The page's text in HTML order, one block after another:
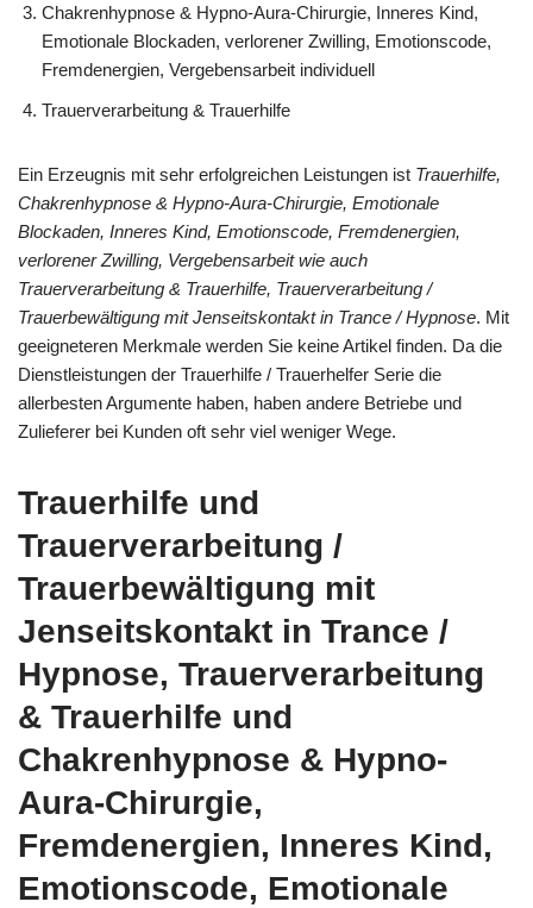
Chakrenhypnose & Hypno-Aura-Chirurgie, Inneres Kind,
Emotionale Blockaden, verlorener Zwilling, Emotionscode,
Fremdenergien, Vergebensarbeit individuell
Trauerverarbeitung & Trauerhilfe
Ein Erzeugnis mit sehr erfolgreichen Leistungen ist Trauerhilfe,
Chakrenhypnose & Hypno-Aura-Chirurgie, Emotionale
Blockaden, Inneres Kind, Emotionscode, Fremdenergien,
verlorener Zwilling, Vergebensarbeit wie auch
Trauerverarbeitung & Trauerhilfe, Trauerverarbeitung /
Trauerbewältigung mit Jenseitskontakt in Trance / Hypnose. Mit
geeigneteren Merkmale werden Sie keine Artikel finden. Da die
Dienstleistungen der Trauerhilfe / Trauerhelfer Serie die
allerbesten Argumente haben, haben andere Betriebe und
Zulieferer bei Kunden oft sehr viel weniger Wege.
Trauerhilfe und
Trauerverarbeitung /
Trauerbewältigung mit
Jenseitskontakt in Trance /
Hypnose, Trauerverarbeitung
& Trauerhilfe und
Chakrenhypnose & Hypno-
Aura-Chirurgie,
Fremdenergien, Inneres Kind,
Emotionscode, Emotionale